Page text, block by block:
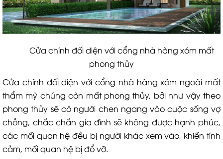
Cửa chính đối diện với cổng nhà hàng xóm mất
phong thủy
Cửa chính đối diện với cổng nhà hàng xóm ngoài mất
thẩm mỹ chúng còn mất phong thủy, bởi như vậy theo
phong thủy sẽ có người chen ngang vào cuộc sống vợ
chồng, chắc chắn gia đình sẽ không được hạnh phúc,
các mối quan hệ đều bị người khác xem vào, khiến tính
cảm, mối quan hệ bị đổ vỡ.